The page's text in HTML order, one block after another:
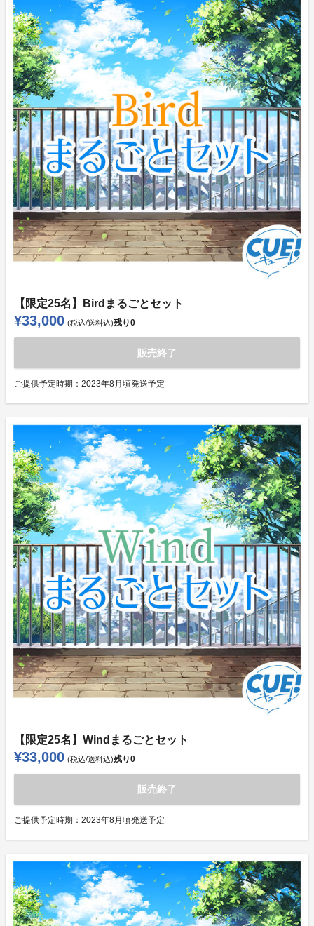
【限定25名】Birdまるごとセット
¥33,000 (税込/送料込)残り0
販売終了
ご提供予定時期： 2023年8月頃発送予定
【限定25名】Windまるごとセット
¥33,000 (税込/送料込)残り0
販売終了
ご提供予定時期： 2023年8月頃発送予定